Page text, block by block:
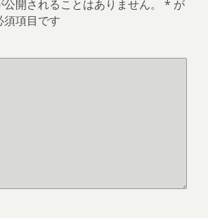
開されることはありません。 * が
項目です